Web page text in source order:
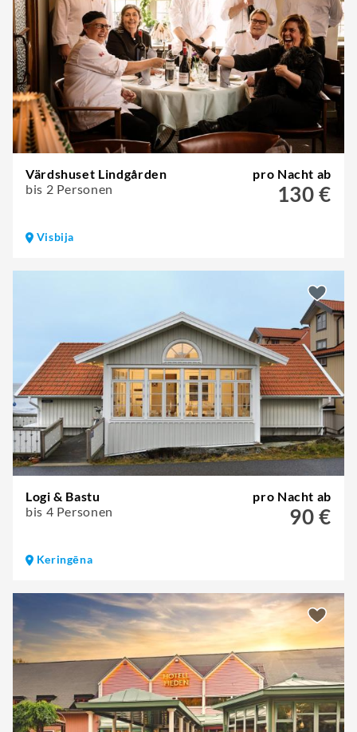
Värdshuset Lindgården
bis 2 Personen
pro Nacht ab
130 €
Visbija
Logi & Bastu
bis 4 Personen
pro Nacht ab
90 €
Keringēna